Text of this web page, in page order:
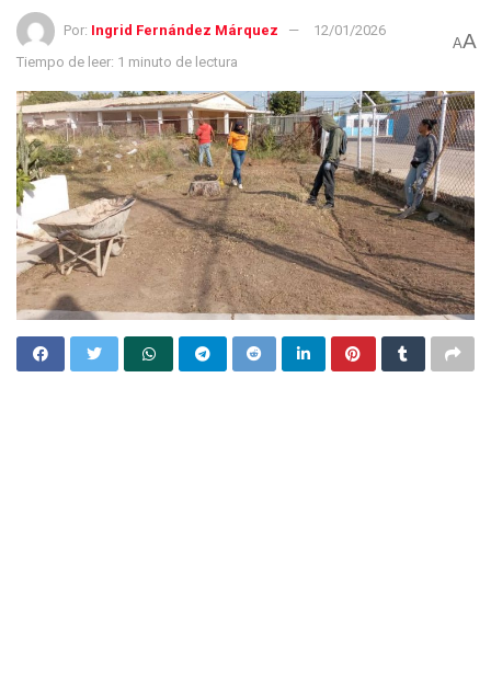
Por: Ingrid Fernández Márquez
12/01/2026
Tiempo de leer: 1 minuto de lectura
AA